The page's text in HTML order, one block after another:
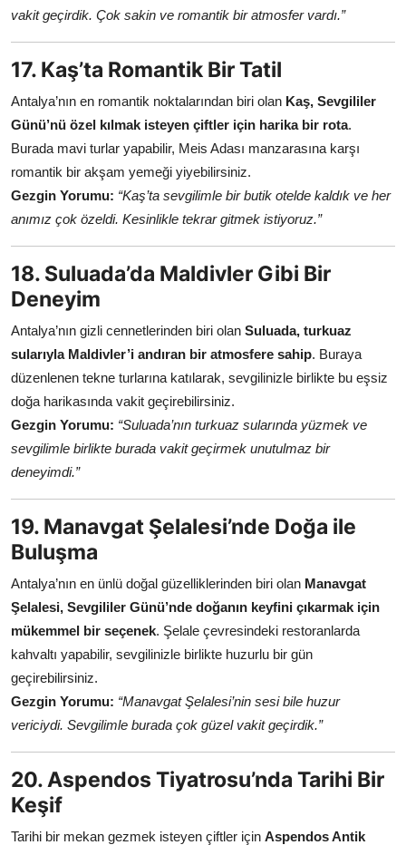
vakit geçirdik. Çok sakin ve romantik bir atmosfer vardı.”
17. Kaş’ta Romantik Bir Tatil
Antalya’nın en romantik noktalarından biri olan Kaş, Sevgililer
Günü’nü özel kılmak isteyen çiftler için harika bir rota.
Burada mavi turlar yapabilir, Meis Adası manzarasına karşı
romantik bir akşam yemeği yiyebilirsiniz.
Gezgin Yorumu: “Kaş’ta sevgilimle bir butik otelde kaldık ve her
anımız çok özeldi. Kesinlikle tekrar gitmek istiyoruz.”
18. Suluada’da Maldivler Gibi Bir
Deneyim
Antalya’nın gizli cennetlerinden biri olan Suluada, turkuaz
sularıyla Maldivler’i andıran bir atmosfere sahip. Buraya
düzenlenen tekne turlarına katılarak, sevgilinizle birlikte bu eşsiz
doğa harikasında vakit geçirebilirsiniz.
Gezgin Yorumu: “Suluada’nın turkuaz sularında yüzmek ve
sevgilimle birlikte burada vakit geçirmek unutulmaz bir
deneyimdi.”
19. Manavgat Şelalesi’nde Doğa ile
Buluşma
Antalya’nın en ünlü doğal güzelliklerinden biri olan Manavgat
Şelalesi, Sevgililer Günü’nde doğanın keyfini çıkarmak için
mükemmel bir seçenek. Şelale çevresindeki restoranlarda
kahvaltı yapabilir, sevgilinizle birlikte huzurlu bir gün
geçirebilirsiniz.
Gezgin Yorumu: “Manavgat Şelalesi’nin sesi bile huzur
vericiydi. Sevgilimle burada çok güzel vakit geçirdik.”
20. Aspendos Tiyatrosu’nda Tarihi Bir
Keşif
Tarihi bir mekan gezmek isteyen çiftler için Aspendos Antik